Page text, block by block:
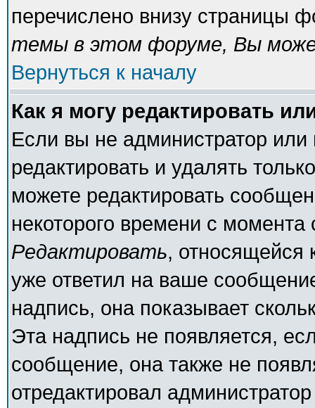
перечислено внизу страницы
темы в этом форуме, Вы
Вернуться к началу
Как я могу редактировать
Если вы не администратор
редактировать и удалять
можете редактировать
некоторого времени с
Редактировать, относящейся
уже ответил на ваше
надпись, она показывает
Эта надпись не появляется,
сообщение, она также не
отредактировал